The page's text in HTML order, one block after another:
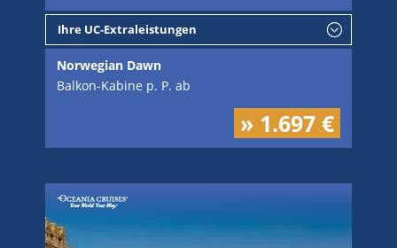
Ihre UC-Extraleistungen
Norwegian Dawn
Balkon-Kabine p. P. ab
» 1.697 €